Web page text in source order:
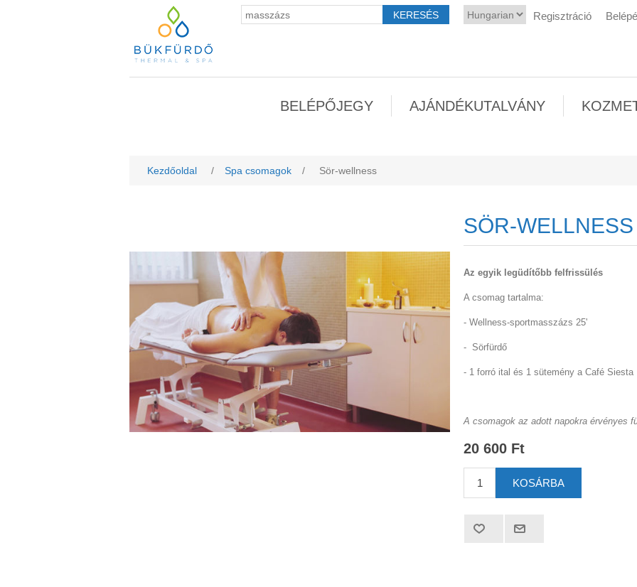
Regisztráció
BELÉPŐJEGY AJÁNDÉKUTALVÁNY
Kezdőoldal / Spa csomagok / Sör-wellness
SÖR-WELLNESS
Az egyik legüdítőbb felfrissülés
A csomag tartalma:
- Wellness-sportmasszázs 25'
- Sörfürdő
- 1 forró ital és 1 sütemény a Café
A csomagok az adott napokra érvényes
20 600 Ft